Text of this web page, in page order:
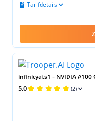
Tarifdetails
infinityai.s1 – NVIDIA A100
5,0 (2)